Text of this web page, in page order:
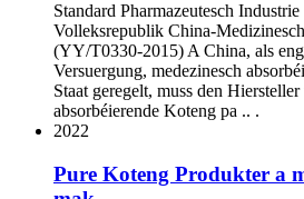
Standard Pharmazeutesch
Volleksrepublik China-
(YY/T0330-2015) A China, als
Versuergung, medezinesch
Staat geregelt, muss den
absorbéierende Koteng pa .. .
2022
Pure Koteng Produkter a